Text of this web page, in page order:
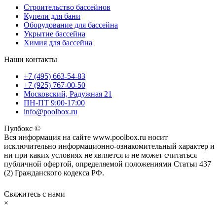
Строительство бассейнов
Купели для бани
Оборудование для бассейна
Укрытие бассейна
Химия для бассейна
Наши контакты
+7 (495) 663-54-83
+7 (925) 767-00-50
Московский, Радужная 21
ПН-ПТ 9:00-17:00
info@poolbox.ru
Пулбокс ©
Вся информация на сайте www.poolbox.ru носит
исключительно информационно-ознакомительный характер и
ни при каких условиях не является и не может считаться
публичной офертой, определяемой положениями Статьи 437
(2) Гражданского кодекса РФ.
Свяжитесь с нами
×